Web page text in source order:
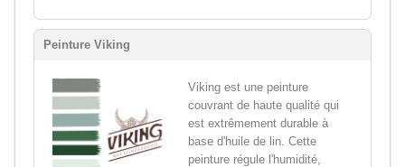
Peinture Viking
Viking est une peinture
couvrant de haute qualité qui
est extrêmement durable à
base d'huile de lin. Cette
peinture régule l'humidité,